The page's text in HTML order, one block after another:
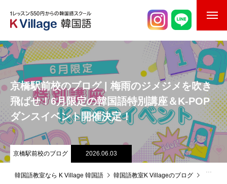
校舎案内
ご入校までの流れ
韓国語講師紹介
スケジュール
K Village韓国留学
京橋駅前校のブログ | 梅雨のジメジメを吹き
飛ばせ！6月限定の韓国語特別講座＆K-POP
ダンスイベント開催決定！
京橋駅前校のブログ 2026.06.03
韓国語教室なら K Village 韓国語 韓国語教室K Villageのブログ